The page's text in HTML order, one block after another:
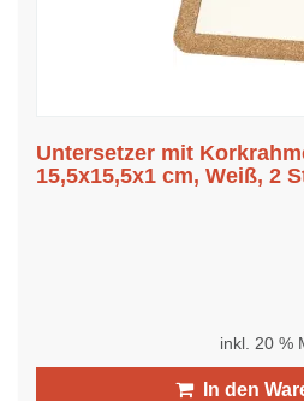
Untersetzer mit
15,5x15,5x1 cm, Weiß, 2
inkl. 20 %
In den